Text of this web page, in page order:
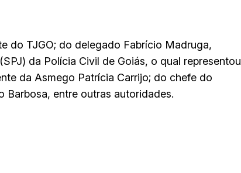
do TJGO; do delegado Fabrício Madruga,
da Polícia Civil de Goiás, o qual representou
da Asmego Patrícia Carrijo; do chefe do
Barbosa, entre outras autoridades.